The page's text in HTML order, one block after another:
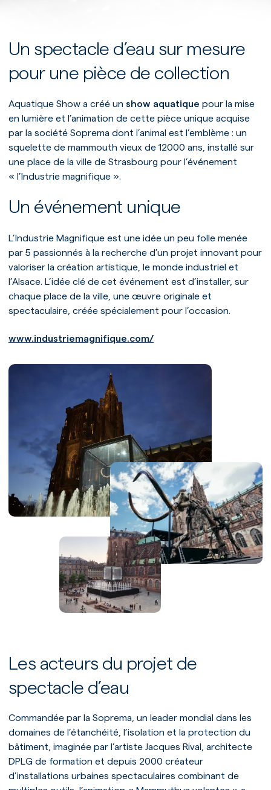
Un spectacle d’eau sur mesure
pour une pièce de collection
Aquatique Show a créé un show aquatique pour la mise
en lumière et l’animation de cette pièce unique acquise
par la société Soprema dont l’animal est l’emblème : un
squelette de mammouth vieux de 12000 ans, installé sur
une place de la ville de Strasbourg pour l’événement
« l’Industrie magnifique ».
Un événement unique
L’Industrie Magnifique est une idée un peu folle menée
par 5 passionnés à la recherche d’un projet innovant pour
valoriser la création artistique, le monde industriel et
l’Alsace. L’idée clé de cet événement est d’installer, sur
chaque place de la ville, une œuvre originale et
spectaculaire, créée spécialement pour l’occasion.
www.industriemagnifique.com/
Les acteurs du projet de
spectacle d’eau
Commandée par la Soprema, un leader mondial dans les
domaines de l’étanchéité, l’isolation et la protection du
bâtiment, imaginée par l’artiste Jacques Rival, architecte
DPLG de formation et depuis 2000 créateur
d’installations urbaines spectaculaires combinant de